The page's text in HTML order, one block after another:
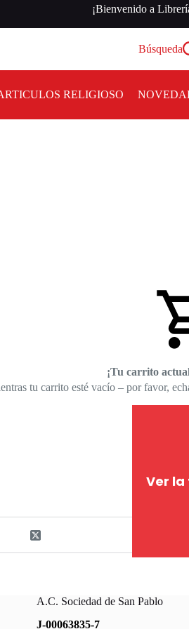
¡Bienvenido a
Búsqueda
RELIGIOSO
¡Tu carrito
tu carrito esté vacío – por favor,
Ver
A.C. Sociedad de San Pablo
J-00063835-7